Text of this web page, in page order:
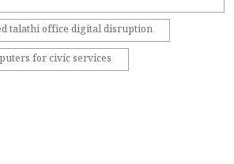
talathi office digital disruption
for civic services